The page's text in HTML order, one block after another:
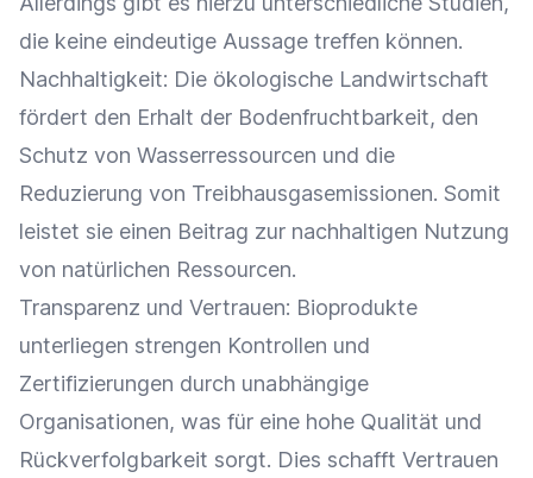
die keine eindeutige Aussage treffen können.
Nachhaltigkeit: Die ökologische Landwirtschaft
fördert den Erhalt der Bodenfruchtbarkeit, den
Schutz von Wasserressourcen und die
Reduzierung von Treibhausgasemissionen. Somit
leistet sie einen Beitrag zur nachhaltigen Nutzung
von natürlichen Ressourcen.
Transparenz und Vertrauen: Bioprodukte
unterliegen strengen Kontrollen und
Zertifizierungen durch unabhängige
Organisationen, was für eine hohe Qualität und
Rückverfolgbarkeit sorgt. Dies schafft Vertrauen